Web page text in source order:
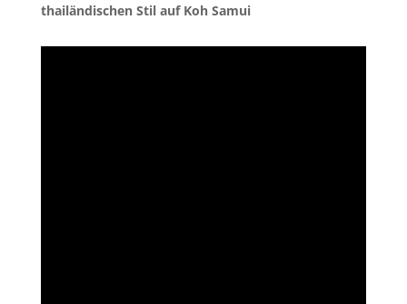
thailändischen Stil auf Koh Samui